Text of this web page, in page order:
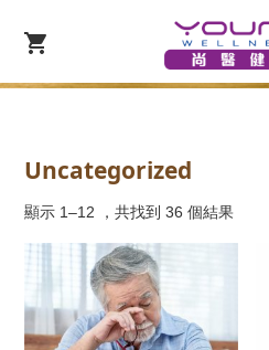
Uncategorized
顯示 1–12 ，共找到 36 個結果